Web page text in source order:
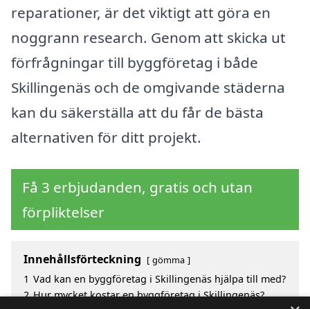
reparationer, är det viktigt att göra en
noggrann research. Genom att skicka ut
förfrågningar till byggföretag i både
Skillingenäs och de omgivande städerna
kan du säkerställa att du får de bästa
alternativen för ditt projekt.
Få 3 erbjudanden, gratis och utan
förpliktelser
Innehållsförteckning gömma
1 Vad kan en byggföretag i Skillingenäs hjälpa till med?
2 Hur mycket kostar en byggföretag i Skillingenäs?